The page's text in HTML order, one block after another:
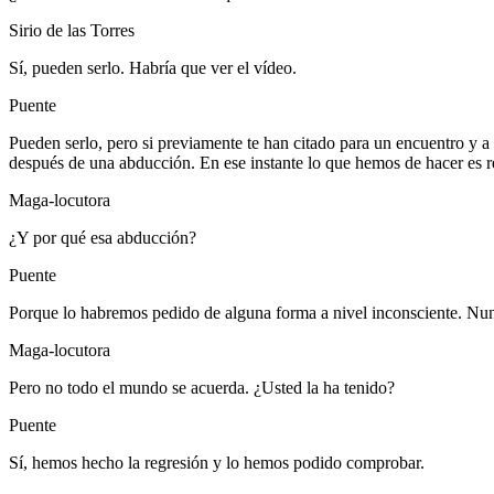
Sirio de las Torres
Sí, pueden serlo. Habría que ver el vídeo.
Puente
Pueden serlo, pero si previamente te han citado para un encuentro y
después de una abducción. En ese instante lo que hemos de hacer
Maga-locutora
¿Y por qué esa abducción?
Puente
Porque lo habremos pedido de alguna forma a nivel inconsciente.
Maga-locutora
Pero no todo el mundo se acuerda. ¿Usted la ha tenido?
Puente
Sí, hemos hecho la regresión y lo hemos podido comprobar.